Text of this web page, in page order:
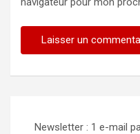
Newsletter : 1 e-mail